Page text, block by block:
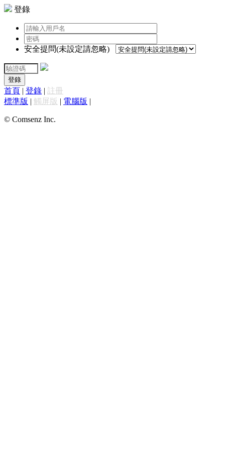
登錄
安全提問(未設定請忽略)
登錄
首頁 | 登錄 | 註冊
標準版 | 觸屏版 | 電腦版 |
© Comsenz Inc.